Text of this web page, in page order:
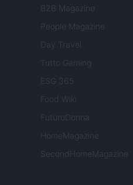
B2B Magazine
People Magazine
Day Travel
Tutto Gaming
ESG 365
Food Wiki
FuturoDonna
HomeMagazine
SecondHomeMagazine